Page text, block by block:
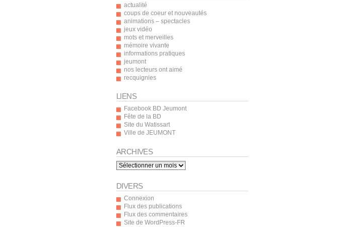
actualité
coups de coeur et nouveautés
animations – spectacles
jeux vidéo
mots et merveilles
mémoire vivante
informations pratiques
jeumont
nos lecteurs ont aimé
recquignies
LIENS
Facebook BD Jeumont
Fête de la BD
Site du Watissart
Ville de JEUMONT
ARCHIVES
Archives
DIVERS
Connexion
Flux des publications
Flux des commentaires
Site de WordPress-FR